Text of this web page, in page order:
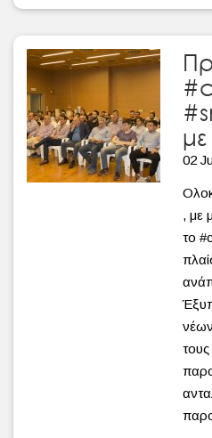
με
02
, με
το